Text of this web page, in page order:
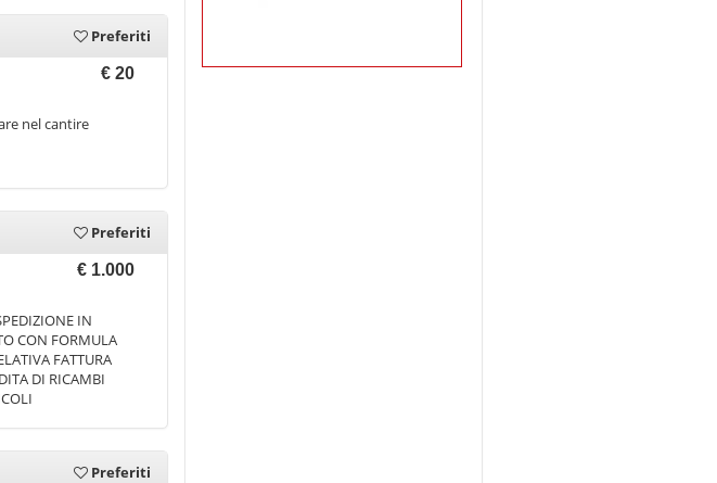
Preferiti
€ 20
nel cantire
Preferiti
€ 1.000
IN
CON FORMULA
FATTURA
DI RICAMBI
Preferiti